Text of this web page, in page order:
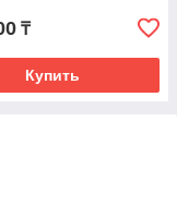
₸
Купить